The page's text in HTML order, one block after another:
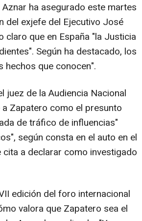
ha asegurado este martes
del exjefe del Ejecutivo José
que en España "la Justicia
Según ha destacado, los
hechos que conocen".
de la Audiencia Nacional
Zapatero como el presunto
de tráfico de influencias"
según consta en el auto en el
a declarar como investigado
edición del foro internacional
valora que Zapatero sea el